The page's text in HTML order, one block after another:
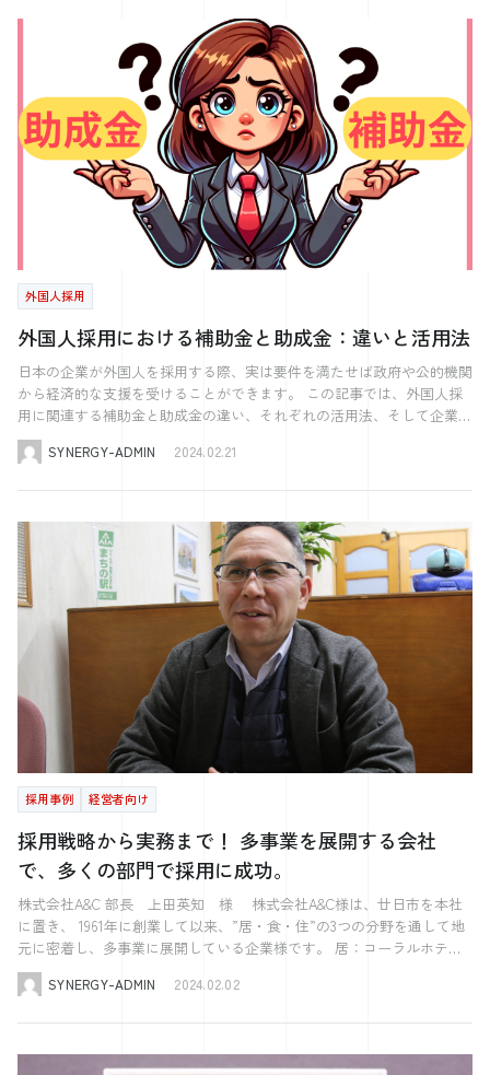
情報の開示を避けることが重要です。 書類の保存と管理の重要性 書類
の保存と管理は、将来的に発生するかもしれない問題に対処するために
も重要です。定期報告に関連する書類は、指定された期間（通常は少な
くとも5年間）保存する必要があります。これにより、出入国在留管理
庁からの問い合わせに対して迅速に対応することができます。 書類の
管理においては、情報の機密性を保持するための適切な措置を講じるこ
とが重要です。電子的に保存する場合には、データのバックアップを定
期的に取り、不正アクセスから保護するためのセキュリティ対策を施し
ポートと保護を確保するために不可欠なプロセスです。企業は、これら
のポイントを遵守することで、外国人従業員との信頼関係を築き、彼ら
が安心して働ける環境を提供することができます。 定期報告が４半期
から１年単位に代わったことによるメリット・デメリット 2025年4月の
制度改正により、これまで四半期（年4回）ごとに行われていた「特定
技能の定期報告」が、年1回の提出に変更されました。 この変更によっ
てどのようなメリット・デメリットがあるのかを整理してみたいと思い
ます。 年1回になったことによる【メリット】 1. 書類準備の負担が軽
減！ これまで年に4回提出が必要だった定期報告が1回になったこと
で、報告書類の準備にかかる事務負担が大幅に軽減されました。支援機
関・受入れ機関にとっては、手続きの簡素化は非常に大きなメリットと
いえるでしょう。 2. 面談のオンライン化で、場所の制約が軽減 定期面
談がオンラインでも実施可能となったことで、遠方に住む特定技能外国
対応が可能になりました。 ※定期面談については引き続き3か月に1回
以上行う必要がございます。（オンラインでの面談も可能ですが一定に
条件がございます。また1年に1回以上は対面での面談が望ましいとされ
ています。また受入れ後初めての面談、および面談担当者変更後初めて
の面談については対面による面談を実施する事が望まれます。） 一方
で気になる【デメリット】も… 1. 顔を合わせる機会の減少による影響
対面型の定期面談が減る事で直接顔を合わせて話す機会が減るものと考
えられます。これまでは対面の中で、特定技能外国人の体調や生活の変
化、仕事の悩みなど“見えにくい問題”にも気付ける大切な時間となって
いましたが、今後はそういた部分が見えにくくなる恐れがございますの
で、これまでとは違ったコミュニケーション方法を取る事で細やかな変
化をキャッチする必要がございます。 2. 日本語学習の機会が減少する
可能性も 面談では業務以外の話題、例えば休日の過ごし方や家族のこ
となど、日常生活に関する会話も行っていました。これらのやりとり
が、日本語を実践的に使う場としても機能しているため、面談がオンラ
イン化する事で内容が簡易化し日本語学習の機会が減ってしまう可能性
もあります。 こうしたメリット・デメリットを踏まえ支援の質を維持
しつつ、制度の柔軟性を上手に活かしていくことが、今後より重要にな
っていきそうです。 オンライン化する事で想定されるリスクを避ける
為にシナジーとしては当面の間、これまで通り四半期ごとに対面式の面
談を行います。 まとめ この記事では、特定技能の定期報告について、
その重要性から具体的な作成・提出プロセスに至るまで、企業の採用担
受け入れ状況を出入国在留管理庁に報告する義務付けられたプロセスで
取得の要件と手続きの流れを理解することは、企業が外国人労働者をス
ムーズに採用するためのカギとなります。 まず、就労ビザを取得する
ためには、申請者が特定の条件を満たしていなければなりません。これ
には、適切な学歴や職歴、専門的なスキルや資格が含まれます。例え
ば、「技術・人文知識・国際業務」ビザの場合、申請者は関連する専門
分野の学歴や職歴を持っている必要があります。また、「特定技能」ビ
ザでは、特定の産業分野での実務経験や技能が必要です。 ビザの申請
プロセスには、基本的に二つのステップがあります。第一に、在留資格
認定証明書の申請が必要です。これは、日本国外にいる申請者が日本で
働くための最初のステップであり、日本国内の企業が申請代理人として
行うことが一般的です。この証明書が交付されると、申請者は日本の大
使館や領事館で就労ビザを申請することができます。 第二のステップ
は、在留資格変更許可申請です。これは、すでに日本にいる外国人が留
学や他の在留資格から就労ビザに変更する場合に必要となります。この
は、必要な書類を揃えることが重要です。これには、パスポートや履歴
書、職務経歴書、雇用契約書などが含まれます。また、申請者の職種や
ビザの種類によっては、追加の書類が必要になることもあります。 企
業としては、外国人労働者がビザ申請をスムーズに進められるよう、必
要な情報提供やサポートを行うことが重要です。ビザ取得のプロセスは
複雑で時間がかかることがあるため、早めに準備を始めることが望まし
を管理する際、ビザの失効や変更、更新に関する制限と注意点を理解す
ることは非常に重要です。これらの要素を適切に把握し、対応すること
で、企業と外国人労働者双方にとってのリスクを最小限に抑えることが
できます。 まず、就労ビザは一定の期間が設定されており、この期間
が終了するとビザは失効します。ビザの有効期間は、ビザの種類によっ
て異なりますが、一般的には1年から5年の範囲内です。ビザの失効を避
けるためには、期限が近づいたら更新手続きを行う必要があります。更
新手続きは、ビザの有効期限が切れる数ヶ月前に始めることが望ましい
でしょう。 ビザの種類によっては、更新回数に制限がある場合もあり
ます。例えば、「特定技能」ビザの場合、特定技能1号は最大5年間の在
留が可能ですが、その後の更新はできません。一方で、特定技能2号は
更新回数に制限がないため、条件を満たせば長期間の在留が可能です。
また、ビザの変更申請も重要なポイントです。外国人労働者が職種を変
更する場合や、他のビザ種類に変更する必要がある場合は、新たな在留
資格の申請が必要になります。このプロセスは、元のビザの種類や申請
す。 企業側は、外国人労働者のビザ状況を常に把握し、必要に応じて
適切なアドバイスやサポートを提供することが重要です。特に、ビザの
備が不可欠です。ビザの失効や不適切な変更は、外国人労働者の在留資
格に影響を及ぼすだけでなく、企業にも法的なリスクをもたらす可能性
があるため、慎重な管理が求められます。 外国人採用におけるビザ申
請代行の必要性とその選び方 外国人採用において、ビザ申請代行は重
要な役割を果たします。このセクションでは、代行サービスの必要性
と、信頼できる代行業者の選び方について解説します。 ビザ申請の代
トナーです。これらの専門業者は、複雑で時間を要するビザ申請プロセ
ら労働契約の締結まで、採用プロセスを円滑に進めるためのポイントを
解説します。これらの手続きを適切に行うことで、法的な問題を避け、
新しい従業員のスムーズな入社を支援できることでしょう。 海外在住
者の場合 海外在住者を採用する場合、特有の手続きが必要です。 ま
ず、在留資格認定証明書の申請が必要となります。これは、採用予定者
が日本での就労が可能であることを証明するものです。採用予定者本人
または受け入れ企業や行政書士等が 、在留資格認定証明書交付申請書
を提出して申請を行います。 必要な書類：労働契約書、企業の事業内
容説明書など 申請先：申請人の予定居住地または受け入れ企業等の所
在地を管轄する入国管理局 申請には、複数の書類が必要になります。
また、この手続きには1〜3ヶ月ほどの時間がかかるため、早めの準備が
す。 必要な書類：在留資格認定証明書、パスポートなど 申請先：日本
大使館や領事館 これらの手続きを通じて、海外在住者の日本での就労
が可能となります。企業側としては、これらのプロセスをサポートし、
採用予定者が円滑に日本へ入国できるよう支援することが望まれます。
海外在住・国内在住共通 海外在住者と国内在住者を問わず、外国人採
用には共通の手続きがあります。重要なのは、採用予定者の在留資格が
就労を許可しているかの確認です。在留カードやビザの種類によって、
就労が可能な範囲は異なります。例えば、留学ビザを持つ人は、週28時
間以内の就労が許可されていますが、フルタイムでの就労はできませ
の配偶者」の場合、職種の制限はないので改めて就労ビザを取得する必
要はありません。このため、企業は採用予定者の在留資格を正確に理解
し、適切な職種を提供する必要があります。 さらに、労働契約を締結
する際には、契約内容を採用予定者が理解できる言語で明示することが
重要です。これにより、将来的な誤解やトラブルを防ぐことができま
ートすることも企業の責任です。これらの手続きを適切に行うことで、
外国人従業員との円滑な関係構築につながります。 特定技能の場合の
注意点 特定技能ビザを持つ外国人を採用する際には、いくつかの重要
な注意点があります。 まず、特定技能ビザは特定の職種や業種に限定
されており、これらの範囲外での就労は許可されていません。したがっ
て、企業は採用予定者が持つビザの種類と、提供する職種が適合してい
るかを確認する必要があります。また、特定技能ビザは、一定のスキル
や経験が必要とされる場合が多いため、採用プロセスにおいてこれらの
要件を満たしているかの確認も不可欠です。 さらに、特定技能ビザを
持つ従業員については、企業がサポートプランの提供することが義務付
けられています。これには、日本での生活サポート、言語研修、職場で
のキャリアサポートなどが含まれます。企業はこれらのサポートを計画
し、実施することで、従業員の日本での生活とキャリアの安定を支援す
る必要があります。 最後に、特定技能ビザの更新や変更に関する手続
きも重要です。ビザの有効期間や更新条件を事前に確認し、必要に応じ
て更新手続きをサポートすることが求められます。 これらの手続きを
を果たすことができます。 採用した外国人が入社した"後"に行う手続
き 外国人従業員が入社した後には、さまざまな手続きが待っていま
外国人採用
外国人採用における補助金と助成金：違いと活用法
日本の企業が外国人を採用する際、実は要件を満たせば政府や公的機関
から経済的な支援を受けることができます。 この記事では、外国人採
用に関連する補助金と助成金の違い、それぞれの活用法、そして企業が
受けられるメリットについて解説します。外国人労働者の採用を検討し
ている企業のご担当者様、ぜひご一読ください。 外国人採用と補助
の基本的な概要と、企業がどのようにしてこれらの資金を活用できるか
について掘り下げていきます。 そもそも補助金・助成金とは何か 補助
金と助成金は、どちらも政府や公的機関から事業者に支給される返済が
不要なお金ですが、目的と使途に違いがあります。 補助金は、企業や
個人が特定の政策目的に沿った活動を行う際に、その費用の一部を補て
んするために提供される資金です。経済産業省や地方自治体が主に管轄
しており、期間内に応募し、審査を通過したもののみに支給されます。
補助金の受給者は、補助金の使用に関して特定の条件や規制を守る必要
があります。 助成金は、大きく分けると雇用関係のものと研究開発型
の2種類があります。雇用や労働環境の改善を目的とした支援金は厚生
労働省が主に管轄しています。そして助成金は一定の要件を満たせば申
請者全員に支給されるものです。受け取る側は助成金を使って特定のプ
ロジェクトや活動を行うことが期待されます。 両者は目的と条件が異
なり、適用される対象や管理の仕方も異なるものです。 外国人採用に
おける補助金・助成金の活用で企業が受けるメリットと注意点 補助金
や助成金を活用することで、企業は外国人労働者の採用に関連する費用
を軽減し、国際的な人材の確保がしやすくなります。これにより、企業
は多様なスキルセットと文化的背景を持つ労働力を獲得し、グローバル
な競争力を強化できるでしょう。 例えば、外国人労働者のための職場
環境整備や、日本語教育プログラムの導入に関連する費用に対して助成
金が提供されることがあります。これらの助成金を活用することで、企
業は外国人労働者をより効果的に採用し、彼らの職場での成功を支援す
の注意点があります。例えば、各種補助金・助成金には特定の条件や要
件があり、これらを満たさなければ資金を受け取ることができません。
SYNERGY-ADMIN 2024.02.21
採用事例 経営者向け
採用戦略から実務まで！ 多事業を展開する会社
で、多くの部門で採用に成功。
株式会社A&C 部長 上田英知 様 株式会社A&C様は、廿日市を本社
に置き、 1961年に創業して以来、”居・食・住”の3つの分野を通して地
元に密着し、多事業に展開している企業様です。 居：コーラルホテ
ル、宮島 離れの宿 IBUKU、天然温泉 宮浜べにまんさくの湯 食：田舎
茶屋わたや、わたやごちそうデリカ、わたやの室 住：A&Cテクノハウ
てきました。 株式会社A&C様 HPはこちらから これまでの採用手法で
SYNERGY-ADMIN 2024.02.02